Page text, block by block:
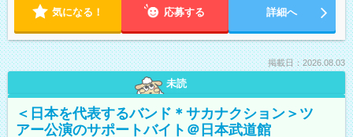
気になる！ 応募する 詳細へ
掲載日：2026.08.03
未読
＜日本を代表するバンド＊サカナクション＞ツ
アー公演のサポートバイト＠日本武道館